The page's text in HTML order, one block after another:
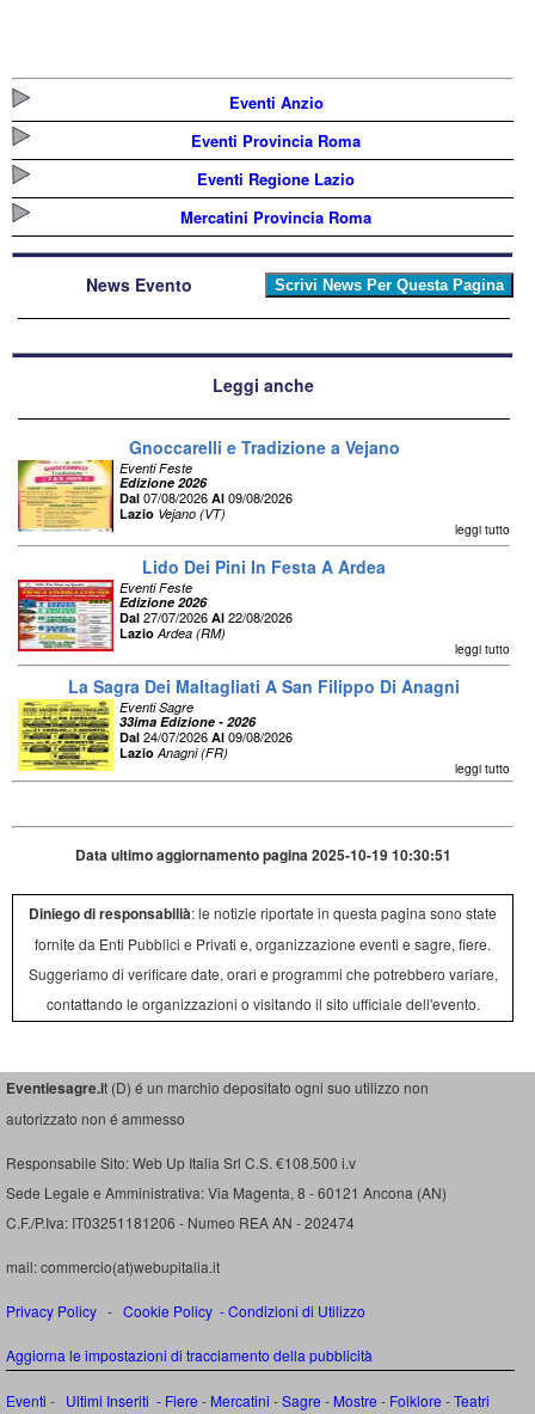
Eventi Anzio
Eventi Provincia Roma
Eventi Regione Lazio
Mercatini Provincia Roma
News Evento
Leggi anche
Gnoccarelli e Tradizione a Vejano
Eventi Feste
Edizione 2026
Dal 07/08/2026 Al 09/08/2026
Lazio Vejano (VT)
leggi tutto
Lido Dei Pini In Festa A Ardea
Eventi Feste
Edizione 2026
Dal 27/07/2026 Al 22/08/2026
Lazio Ardea (RM)
leggi tutto
La Sagra Dei Maltagliati A San Filippo Di Anagni
Eventi Sagre
33ima Edizione - 2026
Dal 24/07/2026 Al 09/08/2026
Lazio Anagni (FR)
leggi tutto
Data ultimo aggiornamento pagina 2025-10-19 10:30:51
Diniego di responsabilià: le notizie riportate in questa pagina sono state
fornite da Enti Pubblici e Privati e, organizzazione eventi e sagre, fiere.
Suggeriamo di verificare date, orari e programmi che potrebbero variare,
contattando le organizzazioni o visitando il sito ufficiale dell'evento.
Eventiesagre.it (D) é un marchio depositato ogni suo utilizzo non
autorizzato non é ammesso
Responsabile Sito: Web Up Italia Srl C.S. €108.500 i.v
Sede Legale e Amministrativa: Via Magenta, 8 - 60121 Ancona (AN)
C.F./P.Iva: IT03251181206 - Numeo REA AN - 202474
mail: commercio(at)webupitalia.it
Privacy Policy - Cookie Policy -Condizioni di Utilizzo
Aggiorna le impostazioni di tracciamento della pubblicità
Eventi - Ultimi Inseriti - Fiere - Mercatini -Sagre - Mostre - Folklore -Teatri